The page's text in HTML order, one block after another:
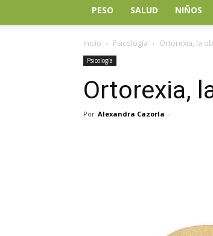
PESO SALUD NIÑOS
Inicio Psicología Ortorexia, la
Psicología
Ortorexia,
Por Alexandra Cazorla -